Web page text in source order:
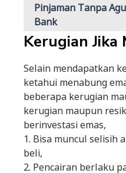
Pinjaman Tanpa
Bank
Kerugian Jika
Selain mendapatkan
ketahui menabung
beberapa kerugian
kerugian maupun
berinvestasi emas,
1. Bisa muncul selisih
beli,
2. Pencairan berlaku